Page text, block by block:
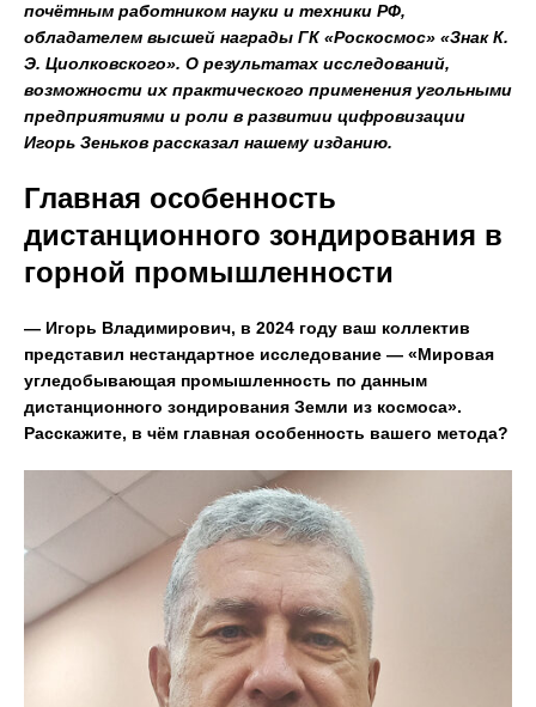
почётным работником науки и техники РФ,
обладателем высшей награды ГК «Роскосмос» «Знак К.
Э. Циолковского». О результатах исследований,
возможности их практического применения угольными
предприятиями и роли в развитии цифровизации
Игорь Зеньков рассказал нашему изданию.
Главная особенность
дистанционного зондирования в
горной промышленности
— Игорь Владимирович, в 2024 году ваш коллектив
представил нестандартное исследование — «Мировая
угледобывающая промышленность по данным
дистанционного зондирования Земли из космоса».
Расскажите, в чём главная особенность вашего метода?